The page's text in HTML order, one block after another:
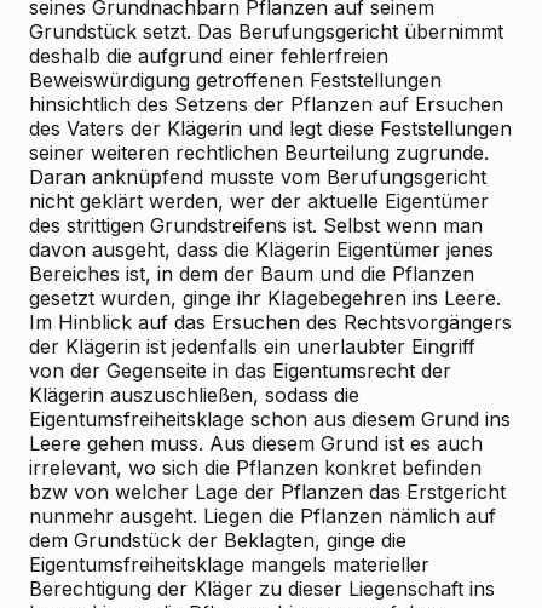
seines Grundnachbarn Pflanzen auf seinem
Grundstück setzt. Das Berufungsgericht übernimmt
deshalb die aufgrund einer fehlerfreien
Beweiswürdigung getroffenen Feststellungen
hinsichtlich des Setzens der Pflanzen auf Ersuchen
des Vaters der Klägerin und legt diese Feststellungen
seiner weiteren rechtlichen Beurteilung zugrunde.
Daran anknüpfend musste vom Berufungsgericht
nicht geklärt werden, wer der aktuelle Eigentümer
des strittigen Grundstreifens ist. Selbst wenn man
davon ausgeht, dass die Klägerin Eigentümer jenes
Bereiches ist, in dem der Baum und die Pflanzen
gesetzt wurden, ginge ihr Klagebegehren ins Leere.
Im Hinblick auf das Ersuchen des Rechtsvorgängers
der Klägerin ist jedenfalls ein unerlaubter Eingriff
von der Gegenseite in das Eigentumsrecht der
Klägerin auszuschließen, sodass die
Eigentumsfreiheitsklage schon aus diesem Grund ins
Leere gehen muss. Aus diesem Grund ist es auch
irrelevant, wo sich die Pflanzen konkret befinden
bzw von welcher Lage der Pflanzen das Erstgericht
nunmehr ausgeht. Liegen die Pflanzen nämlich auf
dem Grundstück der Beklagten, ginge die
Eigentumsfreiheitsklage mangels materieller
Berechtigung der Kläger zu dieser Liegenschaft ins